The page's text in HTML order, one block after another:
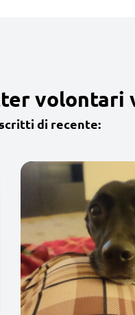
volontari
di recente: